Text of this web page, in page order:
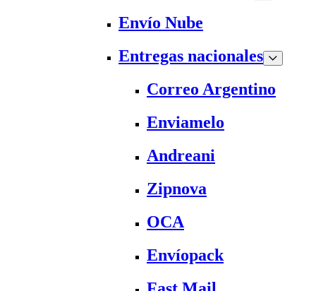
Envío Nube
Entregas nacionales
Correo Argentino
Enviamelo
Andreani
Zipnova
OCA
Envíopack